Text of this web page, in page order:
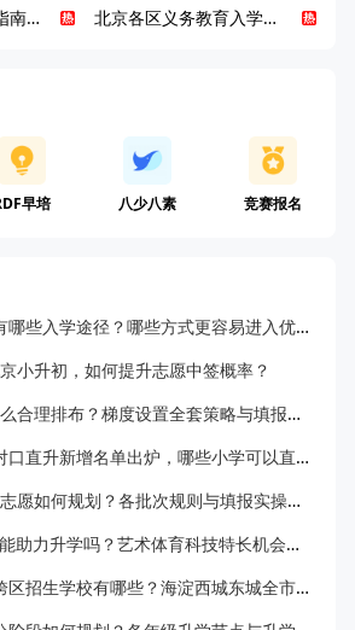
2026年海淀小升初指南，一文了解招生政策要点
北京各区义务教育入学咨询电话汇总，25年小升初家长提前收藏
早培 八少八素 竞赛报名
2027 北京小升初有哪些入学途径？哪些方式更容易进入优质初中？
小升初，如何提升志愿中签概率？
北京小升初志愿怎么合理排布？梯度设置全套策略与填报避坑指南
2026 北京小升初对口直升新增名单出炉，哪些小学可以直升优质初中？
北京小升初多批次志愿如何规划？各批次规则与填报实操指南
北京小升初特长还能助力升学吗？艺术体育科技特长机会与误区全面解析
2027 北京小升初跨区招生学校有哪些？海淀西城东城全市招生校完整汇总